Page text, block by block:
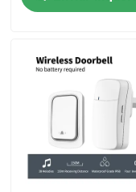
Interruptor
Interruptor de